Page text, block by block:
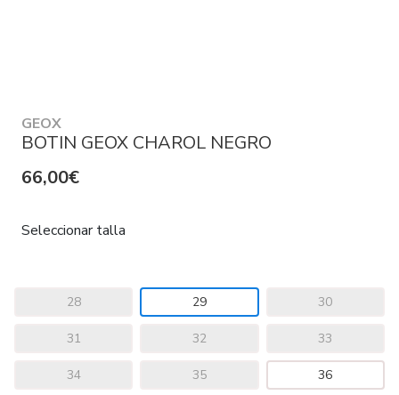
GEOX
BOTIN GEOX CHAROL NEGRO
66,00€
Seleccionar talla
28 29 30
31 32 33
34 35 36